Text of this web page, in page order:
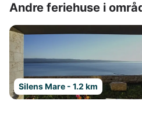
Andre feriehuse i
Silens Mare - 1.2 km